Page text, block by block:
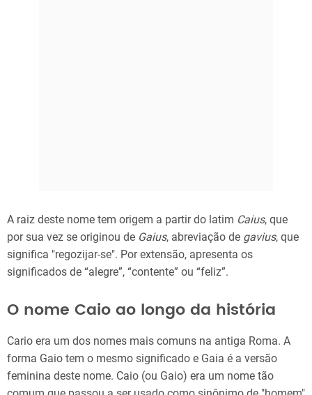
A raiz deste nome tem origem a partir do latim Caius, que
por sua vez se originou de Gaius, abreviação de gavius, que
significa "regozijar-se". Por extensão, apresenta os
significados de “alegre”, “contente” ou “feliz”.
O nome Caio ao longo da história
Cario era um dos nomes mais comuns na antiga Roma. A
forma Gaio tem o mesmo significado e Gaia é a versão
feminina deste nome. Caio (ou Gaio) era um nome tão